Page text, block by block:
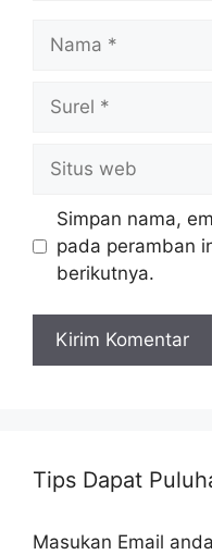
web
Simpan nama,
pada peramban
berikutnya.
Tips Dapat
Masukan Email